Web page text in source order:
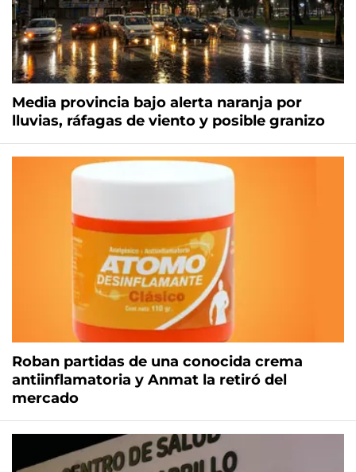
Media provincia bajo alerta naranja por
lluvias, ráfagas de viento y posible granizo
Roban partidas de una conocida crema
antiinflamatoria y Anmat la retiró del
mercado